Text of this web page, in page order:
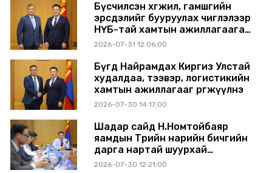
Бүсчилсэн хөгжил, гамшгийн
эрсдэлийг бууруулах чиглэлээр
НҮБ-тай хамтын ажиллагаагаа
өргөжүүлэхээр санал солилцлоо
2026-07-31 12:06:00
Бүгд Найрамдах Киргиз Улстай
худалдаа, тээвэр, логистикийн
хамтын ажиллагааг өргөжүүлнэ
2026-07-30 14:17:00
Шадар сайд Н.Номтойбаяр
яамдын Төрийн нарийн бичгийн
дарга нартай шуурхай
хуралдлаа
2026-07-30 12:21:00